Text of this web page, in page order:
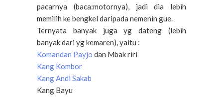
pacarnya (baca:motornya), jadi dia lebih
memilih ke bengkel daripada nemenin gue.
Ternyata banyak juga yg dateng (lebih
banyak dari yg kemaren), yaitu :
Komandan Payjo dan Mbak riri
Kang Kombor
Kang Andi Sakab
Kang Bayu